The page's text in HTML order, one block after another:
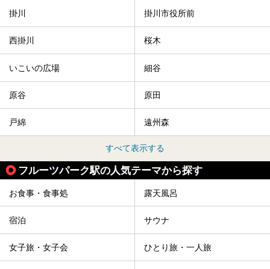
掛川 掛川市役所前
西掛川 桜木
いこいの広場 細谷
原谷 原田
戸綿 遠州森
すべて表示する
フルーツパーク駅の人気テーマから探す
お食事・食事処 露天風呂
宿泊 サウナ
女子旅・女子会 ひとり旅・一人旅